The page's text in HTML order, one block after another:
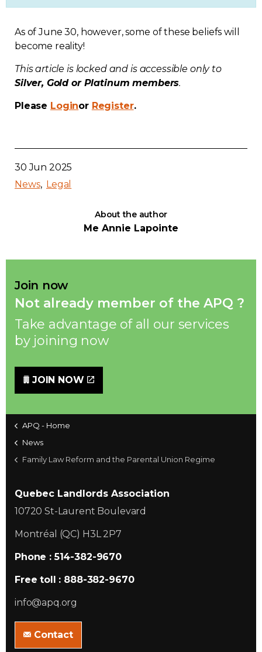
English
Join
As of June 30, however, some of these beliefs will
become reality!
This article is locked and is accessible only to
Silver, Gold or Platinum members.
Please Loginor Register.
30 Jun 2025
News
Legal
About the author
Me Annie Lapointe
Join now
Not already member of the APQ ?
Take advantage of all our services
by joining now
JOIN NOW
APQ - Home
News
Family Law Reform and the Parental Union Regime
Quebec Landlords Association
10720 St-Laurent Boulevard
Montréal (QC) H3L 2P7
Phone : 514-382-9670
Free toll : 888-382-9670
info@apq.org
Contact